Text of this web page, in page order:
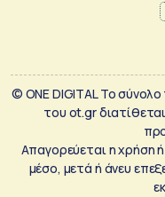
© ONE DIGITAL Το
του ot.gr
Απαγορεύεται η χρήση
μέσο, μετά ή άνευ